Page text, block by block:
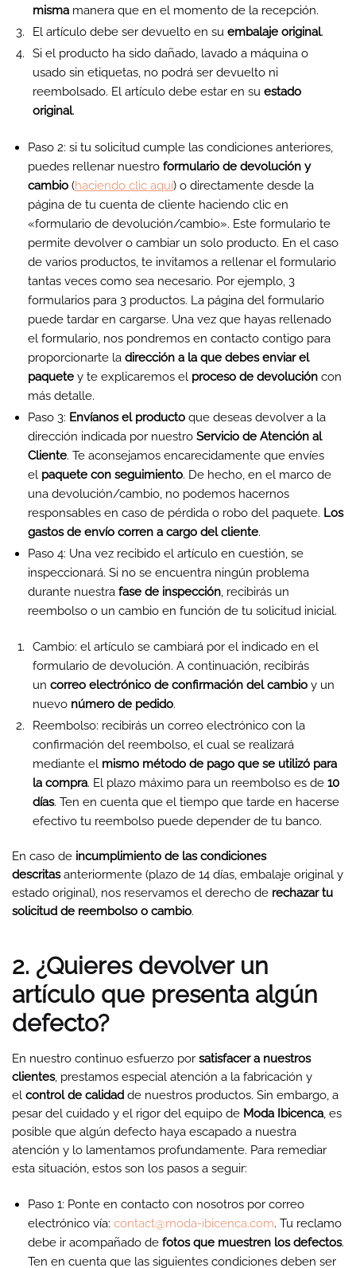
misma manera que en el momento de la recepción.
El artículo debe ser devuelto en su embalaje original.
Si el producto ha sido dañado, lavado a máquina o
usado sin etiquetas, no podrá ser devuelto ni
reembolsado. El artículo debe estar en su estado
original.
Paso 2: si tu solicitud cumple las condiciones anteriores,
puedes rellenar nuestro formulario de devolución y
cambio (haciendo clic aquí) o directamente desde la
página de tu cuenta de cliente haciendo clic en
«formulario de devolución/cambio». Este formulario te
permite devolver o cambiar un solo producto. En el caso
de varios productos, te invitamos a rellenar el formulario
tantas veces como sea necesario. Por ejemplo, 3
formularios para 3 productos. La página del formulario
puede tardar en cargarse. Una vez que hayas rellenado
el formulario, nos pondremos en contacto contigo para
proporcionarte la dirección a la que debes enviar el
paquete y te explicaremos el proceso de devolución con
más detalle.
Paso 3: Envíanos el producto que deseas devolver a la
dirección indicada por nuestro Servicio de Atención al
Cliente. Te aconsejamos encarecidamente que envíes
el paquete con seguimiento. De hecho, en el marco de
una devolución/cambio, no podemos hacernos
responsables en caso de pérdida o robo del paquete. Los
gastos de envío corren a cargo del cliente.
Paso 4: Una vez recibido el artículo en cuestión, se
inspeccionará. Si no se encuentra ningún problema
durante nuestra fase de inspección, recibirás un
reembolso o un cambio en función de tu solicitud inicial.
Cambio: el artículo se cambiará por el indicado en el
formulario de devolución. A continuación, recibirás
un correo electrónico de confirmación del cambio y un
nuevo número de pedido.
Reembolso: recibirás un correo electrónico con la
confirmación del reembolso, el cual se realizará
mediante el mismo método de pago que se utilizó para
la compra. El plazo máximo para un reembolso es de 10
días. Ten en cuenta que el tiempo que tarde en hacerse
efectivo tu reembolso puede depender de tu banco.
En caso de incumplimiento de las condiciones
descritasanteriormente (plazo de 14 días, embalaje original y
estado original), nos reservamos el derecho de rechazar tu
solicitud de reembolso o cambio.
2. ¿Quieres devolver un
artículo que presenta algún
defecto?
En nuestro continuo esfuerzo por satisfacer a nuestros
clientes, prestamos especial atención a la fabricación y
el control de calidadde nuestros productos. Sin embargo, a
pesar del cuidado y el rigor del equipo de Moda Ibicenca, es
posible que algún defecto haya escapado a nuestra
atención y lo lamentamos profundamente. Para remediar
esta situación, estos son los pasos a seguir:
Paso 1: Ponte en contacto con nosotros por correo
electrónico vía: contact@moda-ibicenca.com. Tu reclamo
debe ir acompañado de fotos que muestren los defectos.
Ten en cuenta que las siguientes condiciones deben ser